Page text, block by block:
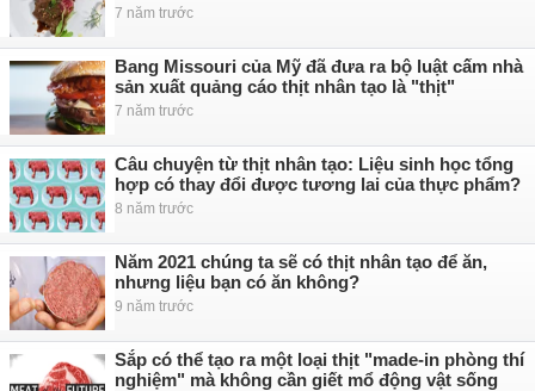
7 năm trước
Bang Missouri của Mỹ đã đưa ra bộ luật cấm nhà
sản xuất quảng cáo thịt nhân tạo là "thịt"
7 năm trước
Câu chuyện từ thịt nhân tạo: Liệu sinh học tổng
hợp có thay đổi được tương lai của thực phẩm?
8 năm trước
Năm 2021 chúng ta sẽ có thịt nhân tạo để ăn,
nhưng liệu bạn có ăn không?
9 năm trước
Sắp có thể tạo ra một loại thịt "made-in phòng thí
nghiệm" mà không cần giết mổ động vật sống